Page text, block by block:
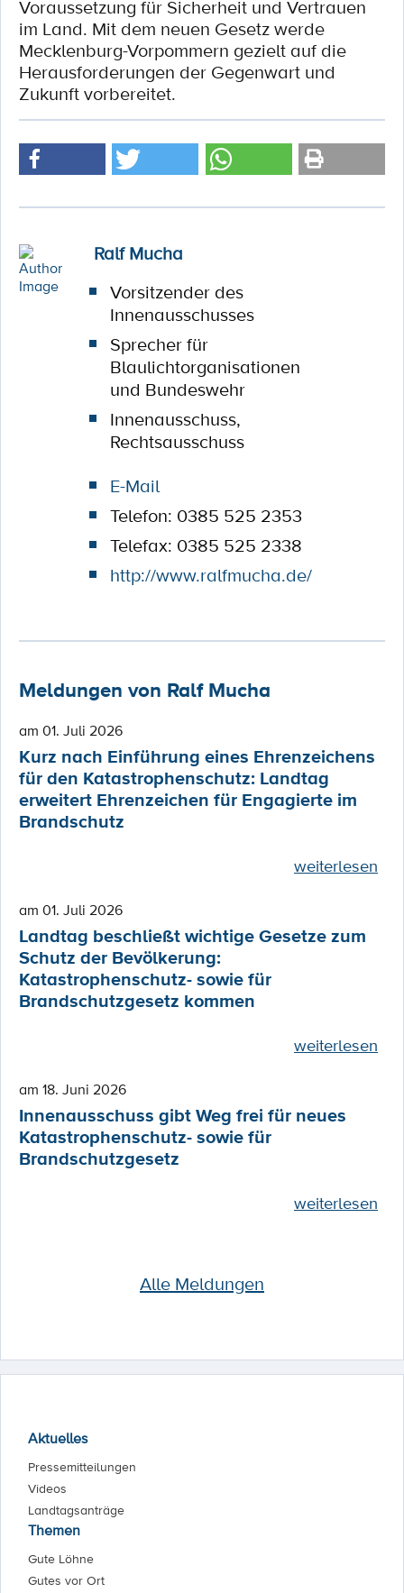
Voraussetzung für Sicherheit und Vertrauen
im Land. Mit dem neuen Gesetz werde
Mecklenburg-Vorpommern gezielt auf die
Herausforderungen der Gegenwart und
Zukunft vorbereitet.
Ralf Mucha
Vorsitzender des
Innenausschusses
Sprecher für
Blaulichtorganisationen
und Bundeswehr
Innenausschuss,
Rechtsausschuss
E-Mail
Telefon: 0385 525 2353
Telefax: 0385 525 2338
http://www.ralfmucha.de/
Meldungen von Ralf Mucha
am 01. Juli 2026
Kurz nach Einführung eines Ehrenzeichens
für den Katastrophenschutz: Landtag
erweitert Ehrenzeichen für Engagierte im
Brandschutz
weiterlesen
am 01. Juli 2026
Landtag beschließt wichtige Gesetze zum
Schutz der Bevölkerung:
Katastrophenschutz- sowie für
Brandschutzgesetz kommen
weiterlesen
am 18. Juni 2026
Innenausschuss gibt Weg frei für neues
Katastrophenschutz- sowie für
Brandschutzgesetz
weiterlesen
Alle Meldungen
Aktuelles
Pressemitteilungen
Videos
Landtagsanträge
Themen
Gute Löhne
Gutes vor Ort